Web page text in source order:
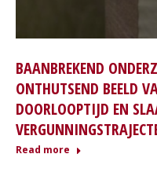
BAANBREKEND
ONTHUTSEND BEELD
DOORLOOPTIJD EN
Read more